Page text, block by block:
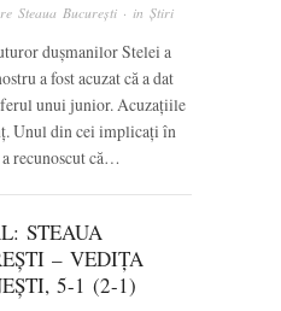
Steaua București · in Știri
dușmanilor Stelei a
a fost acuzat că a dat
unui junior. Acuzațiile
Unul din cei implicați în
a recunoscut că…
STEAUA
– VEDIȚA
5-1 (2-1)